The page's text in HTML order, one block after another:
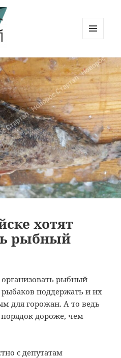
ВИДЖЕТЫ
хотят
рыбный
организовать рыбный
поддержать и их
для горожан. А то ведь
порядок дороже, чем
с депутатам